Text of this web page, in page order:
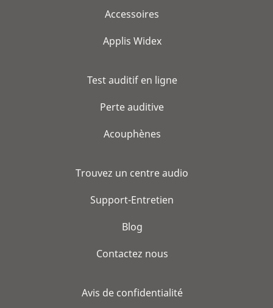
Accessoires
Applis Widex
Test auditif en ligne
Perte auditive
Acouphènes
Trouvez un centre audio
Support-Entretien
Blog
Contactez nous
Avis de confidentialité